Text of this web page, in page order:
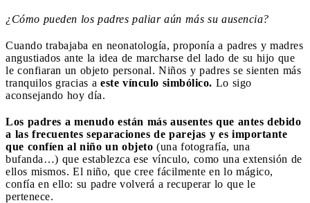
¿Cómo pueden los padres paliar aún más su ausencia?
Cuando trabajaba en neonatología, proponía a padres y madres
angustiados ante la idea de marcharse del lado de su hijo que
le confiaran un objeto personal. Niños y padres se sienten más
tranquilos gracias a este vínculo simbólico. Lo sigo
aconsejando hoy día.
Los padres a menudo están más ausentes que antes debido
a las frecuentes separaciones de parejas y es importante
que confíen al niño un objeto (una fotografía, una
bufanda…) que establezca ese vínculo, como una extensión de
ellos mismos. El niño, que cree fácilmente en lo mágico,
confía en ello: su padre volverá a recuperar lo que le
pertenece.